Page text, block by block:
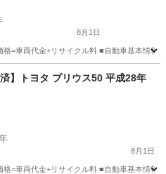
8月1日
格=車両代金+リサイクル料 ■自動車基本情
令和
済】トヨタ プリウス50 平成28年
8月1日
=車両代金+リサイクル料 ■自動車基本情